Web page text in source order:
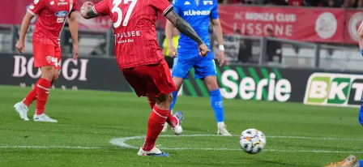
Altri sport
Hockey
Pallanuoto
Pallamano
Altre